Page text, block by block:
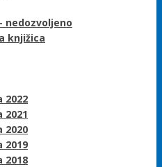
nedozvoljeno
knjižica
2022
2021
2020
2019
2018